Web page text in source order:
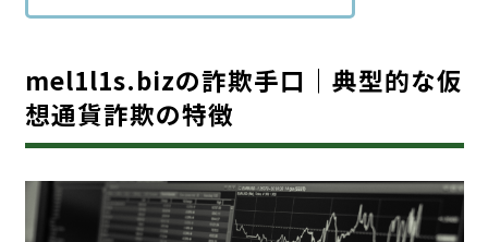
mel1l1s.bizの詐欺手口｜典型的な仮
想通貨詐欺の特徴